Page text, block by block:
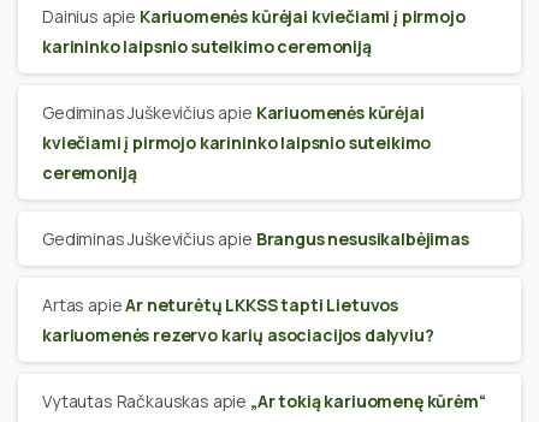
Dainius apie Kariuomenės kūrėjai kviečiami į pirmojo
karininko laipsnio suteikimo ceremoniją
Gediminas Juškevičius apie Kariuomenės kūrėjai
kviečiami į pirmojo karininko laipsnio suteikimo
ceremoniją
Gediminas Juškevičius apie Brangus nesusikalbėjimas
Artas apieAr neturėtų LKKSS tapti Lietuvos
kariuomenės rezervo karių asociacijos dalyviu?
Vytautas Račkauskas apie „Ar tokią kariuomenę kūrėm“